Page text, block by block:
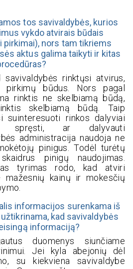
tos savivaldybės, kurios
vykdo atvirais būdais
pirkimai), nors tam tikriems
aktus galima taikyti ir kitas
savivaldybės rinktųsi atvirus,
pirkimų būdus. Nors pagal
rinktis ne skelbiamą būdą,
skelbiamą būdą. Taip
suinteresuoti rinkos dalyviai
spręsti, ar dalyvauti
administracija naudoja ne
pinigus. Todėl turėtų
pinigų naudojimas.
tyrimas rodo, kad atviri
mažesnių kainų ir mokesčių
informacijos surenkama iš
kad savivaldybės
informaciją?
duomenys siunčiame
Jei kyla abejonių dėl
su kiekviena savivaldybe